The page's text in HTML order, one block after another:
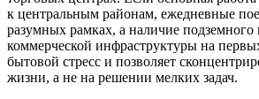
к центральным районам, ежедневные
разумных рамках, а наличие подземного
коммерческой инфраструктуры на
бытовой стресс и позволяет
жизни, а не на решении мелких задач.